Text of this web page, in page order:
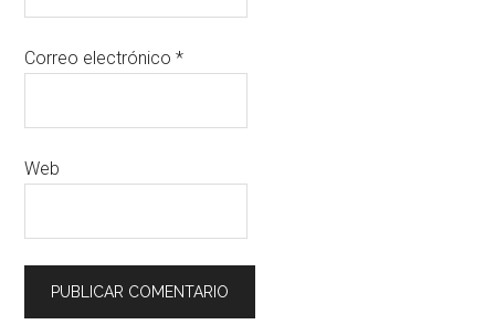
Correo electrónico*
Web